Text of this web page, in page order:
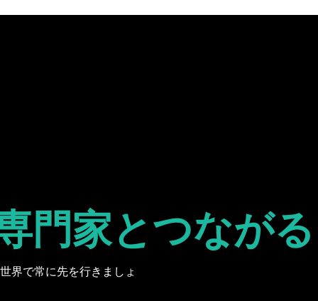
門家とつながる
界で常に先を行きましょ